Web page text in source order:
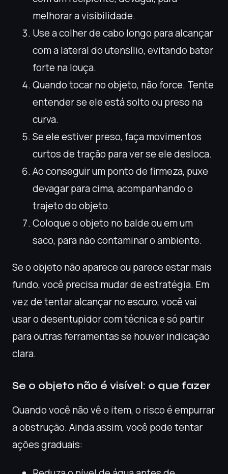
melhorar a visibilidade.
Use a colher de cabo longo para alcançar
com a lateral do utensílio, evitando bater
forte na louça.
Quando tocar no objeto, não force. Tente
entender se ele está solto ou preso na
curva.
Se ele estiver preso, faça movimentos
curtos de tração para ver se ele desloca.
Ao conseguir um ponto de firmeza, puxe
devagar para cima, acompanhando o
trajeto do objeto.
Coloque o objeto no balde ou em um
saco, para não contaminar o ambiente.
Se o objeto não aparece ou parece estar mais
fundo, você precisa mudar de estratégia. Em
vez de tentar alcançar no escuro, você vai
usar o desentupidor com técnica e só partir
para outras ferramentas se houver indicação
clara.
Se o objeto não é visível: o que fazer
Quando você não vê o item, o risco é empurrar
a obstrução. Ainda assim, você pode tentar
ações graduais: